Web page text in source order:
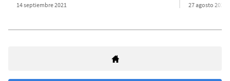
14 septiembre 2021 27 agosto 2021